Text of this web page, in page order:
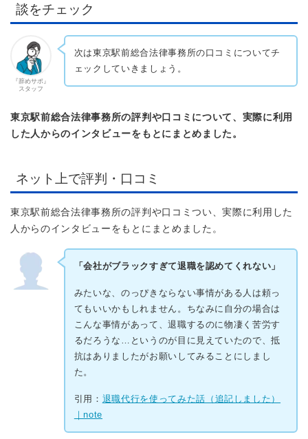
談をチェック
『辞めサポ』
スタッフ
次は東京駅前総合法律事務所の口コミについてチ
ェックしていきましょう。
東京駅前総合法律事務所の評判や口コミについて、実際に利用
した人からのインタビューをもとにまとめました。
ネット上で評判・口コミ
東京駅前総合法律事務所の評判や口コミつい、実際に利用した
人からのインタビューをもとにまとめました。
「会社がブラックすぎて退職を認めてくれない」
みたいな、のっぴきならない事情がある人は頼っ
てもいいかもしれません。ちなみに自分の場合は
こんな事情があって、退職するのに物凄く苦労す
るだろうな…というのが目に見えていたので、抵
抗はありましたがお願いしてみることにしまし
た。
引用： 退職代行を使ってみた話（追記しました）
｜note